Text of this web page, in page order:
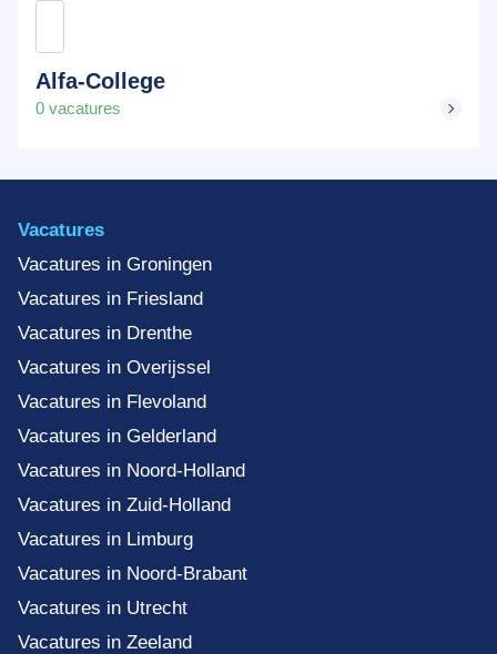
Alfa-College
0 vacatures
Vacatures
Vacatures in Groningen
Vacatures in Friesland
Vacatures in Drenthe
Vacatures in Overijssel
Vacatures in Flevoland
Vacatures in Gelderland
Vacatures in Noord-Holland
Vacatures in Zuid-Holland
Vacatures in Limburg
Vacatures in Noord-Brabant
Vacatures in Utrecht
Vacatures in Zeeland